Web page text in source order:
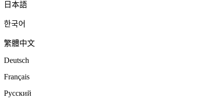
日本語
한국어
繁體中文
Deutsch
Français
Русский